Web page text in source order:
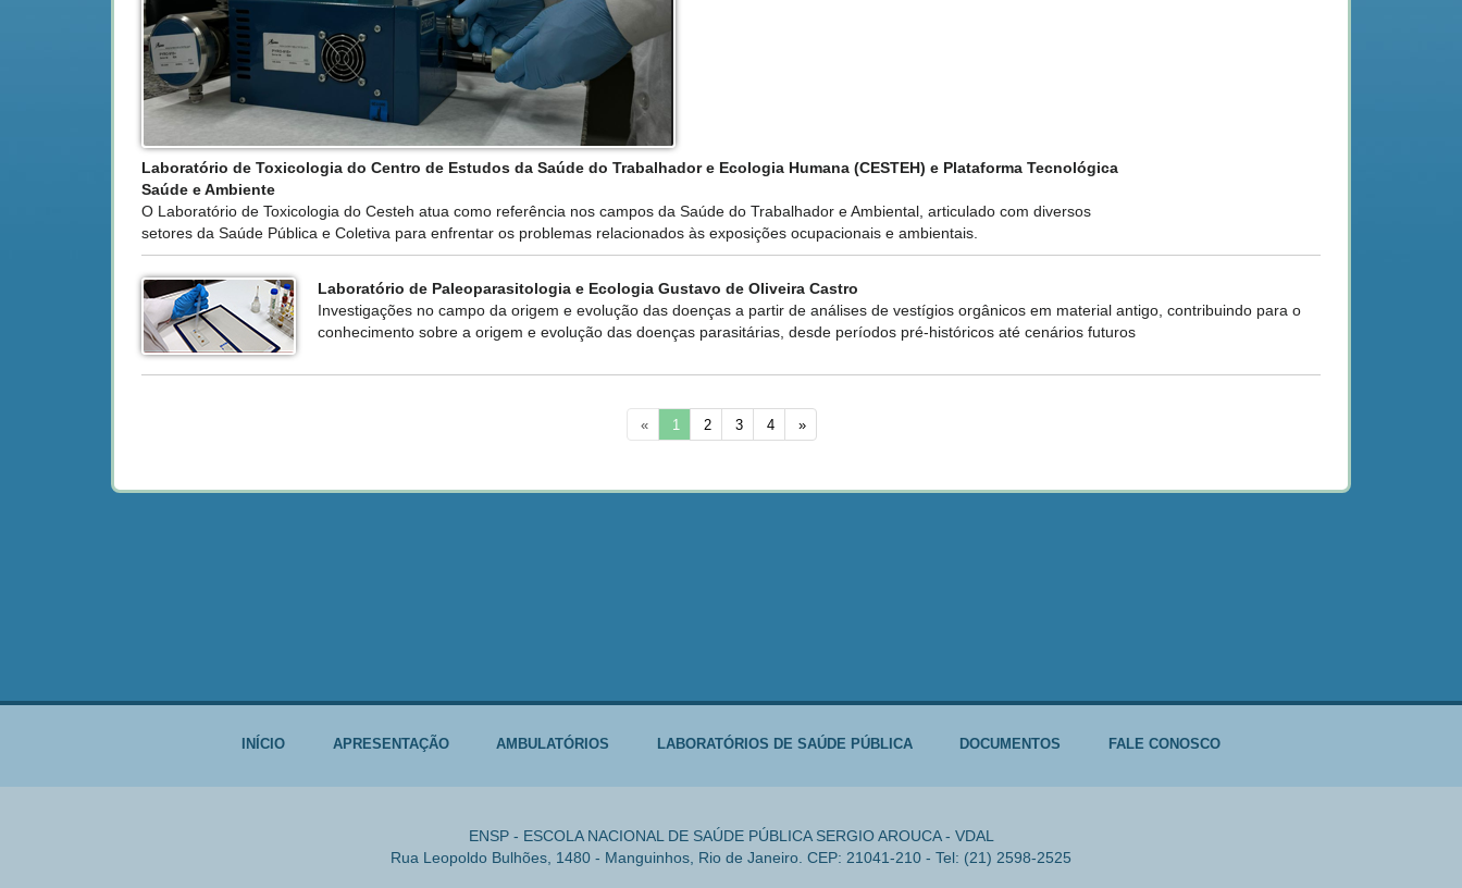
Laboratório de Toxicologia do Centro de Estudos da Saúde do Trabalhador e Ecologia Humana (CESTEH) e Plataforma Tecnológica
Saúde e Ambiente
O Laboratório de Toxicologia do Cesteh atua como referência nos campos da Saúde do Trabalhador e Ambiental, articulado com diversos
setores da Saúde Pública e Coletiva para enfrentar os problemas relacionados às exposições ocupacionais e ambientais.
Laboratório de Paleoparasitologia e Ecologia Gustavo de Oliveira Castro
Investigações no campo da origem e evolução das doenças a partir de análises de vestígios orgânicos em material antigo, contribuindo para o
conhecimento sobre a origem e evolução das doenças parasitárias, desde períodos pré-históricos até cenários futuros
« 1 2 3 4 »
INÍCIO APRESENTAÇÃO AMBULATÓRIOS LABORATÓRIOS DE SAÚDE PÚBLICA DOCUMENTOS FALE CONOSCO
ENSP - ESCOLA NACIONAL DE SAÚDE PÚBLICA SERGIO AROUCA - VDAL
Rua Leopoldo Bulhões, 1480 - Manguinhos, Rio de Janeiro. CEP: 21041-210 - Tel: (21) 2598-2525